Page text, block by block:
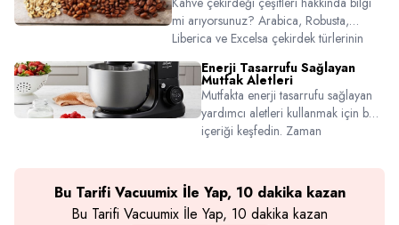
mi arıyorsunuz? Arabica, Robusta,
Liberica ve Excelsa çekirdek türlerinin
zevkine uygun olduklarını keşfedin.
Enerji Tasarrufu Sağlayan
Mutfak Aletleri
Mutfakta enerji tasarrufu sağlayan
yardımcı aletleri kullanmak için bu
içeriği keşfedin. Zaman
Bu Tarifi Vacuumix İle Yap, 10 dakika kazan
Bu Tarifi Vacuumix İle Yap, 10 dakika kazan